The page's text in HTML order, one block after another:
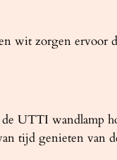
wit zorgen
de UTTI
tijd genieten van